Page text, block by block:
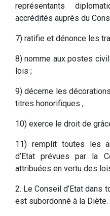
représentants
accrédités auprès du
7) ratifie et dénonce les
8) nomme aux postes
lois ;
9) décerne les
titres honorifiques ;
10) exerce le droit de
11) remplit toutes les
d’Etat prévues par la
attribuées en vertu des
2. Le Conseil d’Etat dans
est subordonné à la Diète.